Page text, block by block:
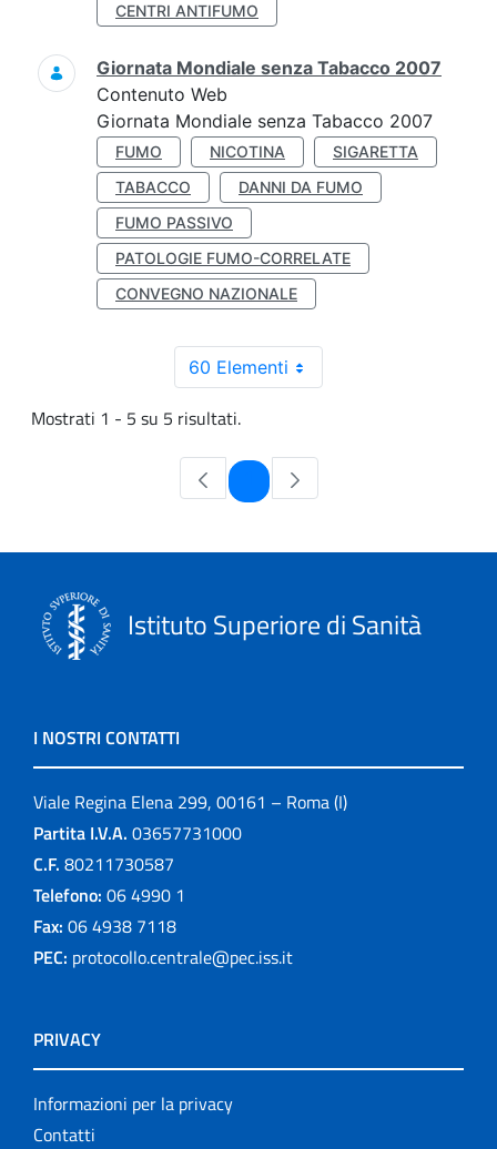
CENTRI ANTIFUMO
Giornata Mondiale senza Tabacco 2007
Contenuto Web
Giornata Mondiale senza Tabacco 2007
FUMO NICOTINA
SIGARETTA
TABACCO
DANNI DA FUMO
FUMO PASSIVO
PATOLOGIE FUMO-CORRELATE
CONVEGNO NAZIONALE
60 Elementi
Mostrati 1 - 5 su 5 risultati.
Pagina
Istituto Superiore di Sanità
I NOSTRI CONTATTI
Viale Regina Elena 299, 00161 – Roma (I)
Partita I.V.A. 03657731000
C.F. 80211730587
Telefono: 06 4990 1
Fax: 06 4938 7118
PEC: protocollo.centrale@pec.iss.it
PRIVACY
Informazioni per la privacy
Contatti